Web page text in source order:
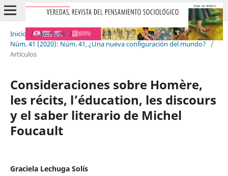
Inicio / Archivos /
Núm. 41 (2020): Núm. 41, ¿Una nueva configuración del mundo?
/
Artículos
Consideraciones sobre Homère,
les récits, l’éducation, les discours
y el saber literario de Michel
Foucault
Graciela Lechuga Solís